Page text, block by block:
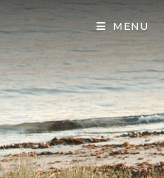
MENU